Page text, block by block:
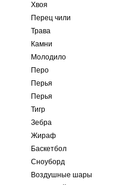
Хвоя
Перец чили
Трава
Камни
Молодило
Перо
Перья
Перья
Тигр
Зебра
Жираф
Баскетбол
Сноуборд
Воздушные шары